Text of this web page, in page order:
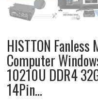
HISTTON
Computer
10210U DDR4
14Pin…